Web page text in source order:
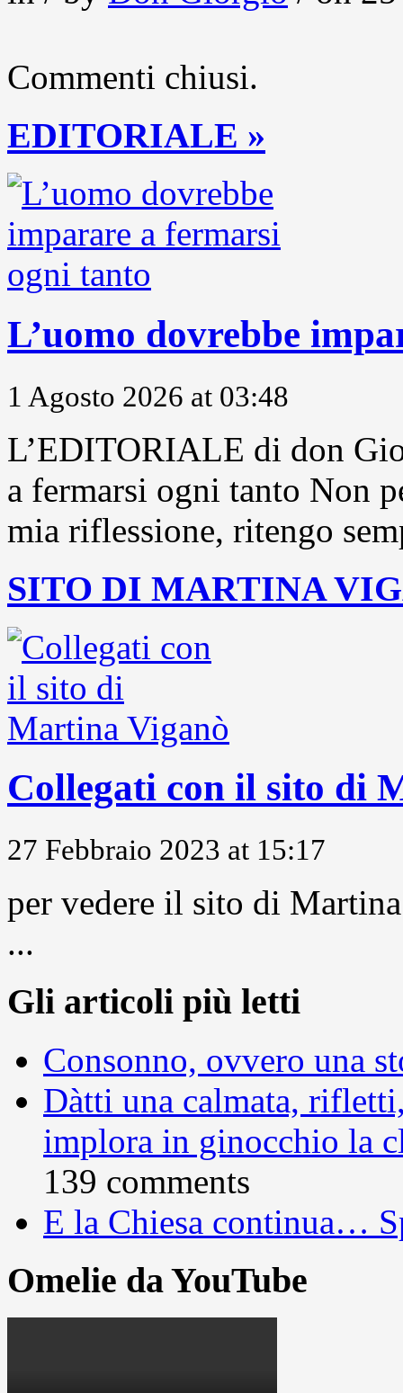
Commenti chiusi.
EDITORIALE »
L’uomo dovrebbe
1 Agosto 2026 at 03:48
L’EDITORIALE di don
a fermarsi ogni tanto Non
mia riflessione, ritengo
SITO DI MARTINA
Collegati con il sito di
27 Febbraio 2023 at 15:17
per vedere il sito di
...
Gli articoli più letti
Consonno, ovvero una
Dàtti una calmata,
implora in ginocchio la
139 comments
E la Chiesa continua…
Omelie da YouTube